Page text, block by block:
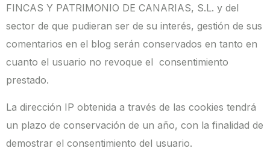
FINCAS Y PATRIMONIO DE CANARIAS, S.L. y del
sector de que pudieran ser de su interés, gestión de sus
comentarios en el blog serán conservados en tanto en
cuanto el usuario no revoque el consentimiento
prestado.
La dirección IP obtenida a través de las cookies tendrá
un plazo de conservación de un año, con la finalidad de
demostrar el consentimiento del usuario.